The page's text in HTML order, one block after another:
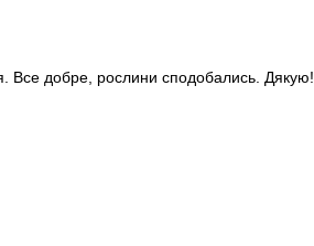
Все добре, рослини сподобались. Дякую!